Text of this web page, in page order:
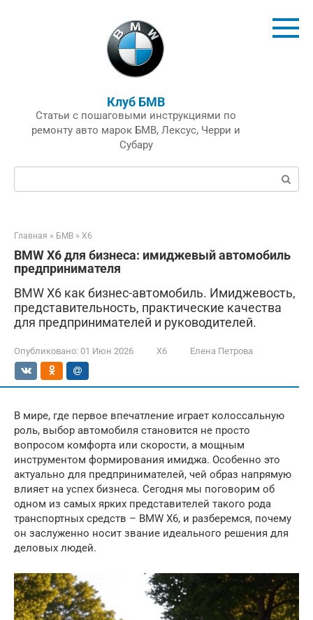
Клуб БМВ
Статьи с пошаговыми инструкциями по
ремонту авто марок БМВ, Лексус, Черри и
Субару
Поиск:
Главная » БМВ » X6
BMW X6 для бизнеса: имиджевый автомобиль
предпринимателя
BMW X6 как бизнес-автомобиль. Имиджевость,
представительность, практические качества
для предпринимателей и руководителей.
Опубликовано: 01 Июн 2026 X6 Елена Петрова
В мире, где первое впечатление играет колоссальную
роль, выбор автомобиля становится не просто
вопросом комфорта или скорости, а мощным
инструментом формирования имиджа. Особенно это
актуально для предпринимателей, чей образ напрямую
влияет на успех бизнеса. Сегодня мы поговорим об
одном из самых ярких представителей такого рода
транспортных средств – BMW X6, и разберемся, почему
он заслуженно носит звание идеального решения для
деловых людей.